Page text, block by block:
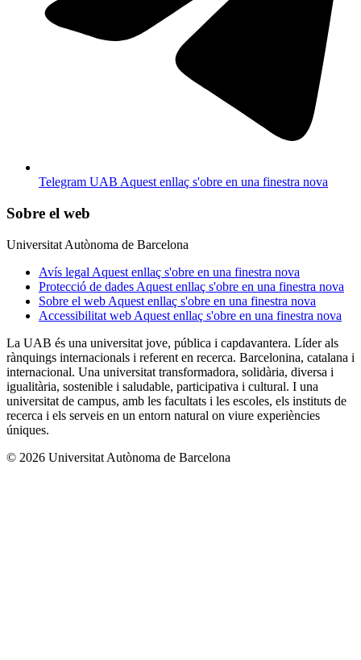
Telegram UAB Aquest enllaç s'obre en una finestra nova
Sobre el web
Universitat Autònoma de Barcelona
Avís legal Aquest enllaç s'obre en una finestra nova
Protecció de dades Aquest enllaç s'obre en una finestra nova
Sobre el web Aquest enllaç s'obre en una finestra nova
Accessibilitat web Aquest enllaç s'obre en una finestra nova
La UAB és una universitat jove, pública i capdavantera. Líder als
rànquings internacionals i referent en recerca. Barcelonina, catalana i
internacional. Una universitat transformadora, solidària, diversa i
igualitària, sostenible i saludable, participativa i cultural. I una
universitat de campus, amb les facultats i les escoles, els instituts de
recerca i els serveis en un entorn natural on viure experiències
úniques.
© 2026 Universitat Autònoma de Barcelona